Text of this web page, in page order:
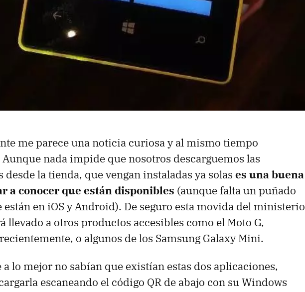
me parece una noticia curiosa y al mismo tiempo
nada impide que nosotros descarguemos las
desde la tienda, que vengan instaladas ya solas es una buena
a conocer que están disponibles (aunque falta un puñado
están en iOS y Android). De seguro esta movida del ministerio
llevado a otros productos accesibles como el Moto G,
o algunos de los Samsung Galaxy Mini.
a lo mejor no sabían que existían estas dos aplicaciones,
escaneando el código QR de abajo con su Windows